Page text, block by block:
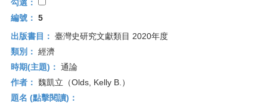
勾選：
編號： 5
出版書目： 臺灣史研究文獻類目 2020年度
類別： 經濟
時期(主題)： 通論
作者： 魏凱立（Olds, Kelly B.）
題名 (點擊閱讀)：